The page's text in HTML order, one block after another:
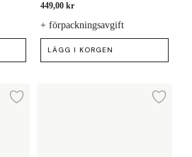
449,00 kr
+ förpackningsavgift
LÄGG I KORGEN
Lägg till i önskelista